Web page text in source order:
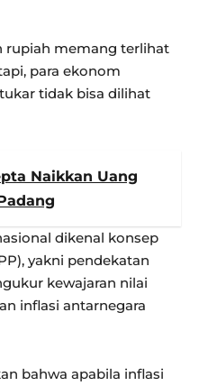
rupiah memang terlihat
para ekonom
tidak bisa dilihat
Naikkan Uang
dikenal konsep
yakni pendekatan
kewajaran nilai
inflasi antarnegara
bahwa apabila inflasi